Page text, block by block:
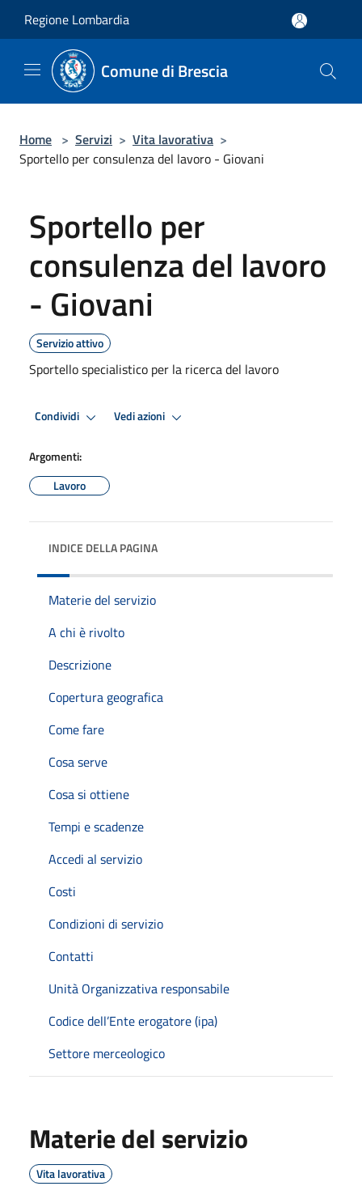
Regione Lombardia
Comune di Brescia
Home > Servizi > Vita lavorativa >
Sportello per consulenza del lavoro - Giovani
Sportello per
consulenza del lavoro
- Giovani
Servizio attivo
Sportello specialistico per la ricerca del lavoro
Condividi Vedi azioni
Argomenti:
Lavoro
INDICE DELLA PAGINA
Materie del servizio
A chi è rivolto
Descrizione
Copertura geografica
Come fare
Cosa serve
Cosa si ottiene
Tempi e scadenze
Accedi al servizio
Costi
Condizioni di servizio
Contatti
Unità Organizzativa responsabile
Codice dell’Ente erogatore (ipa)
Settore merceologico
Materie del servizio
Vita lavorativa